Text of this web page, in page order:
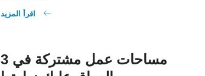
3 مساحات عمل مشتركة في